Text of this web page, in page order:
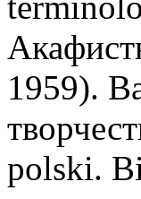
1959).
polski.